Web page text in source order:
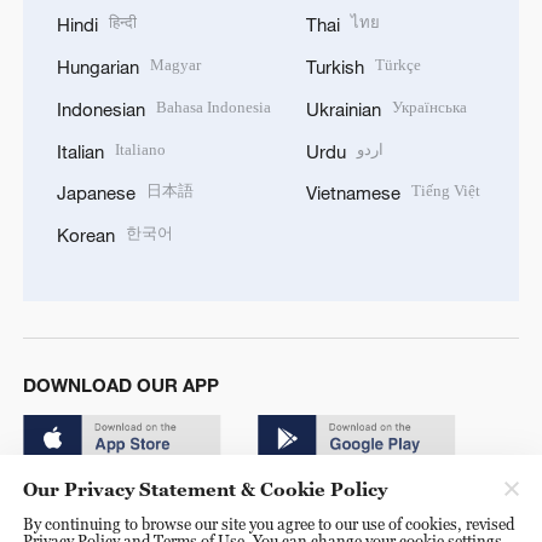
Hindi हिन्दी
Hungarian Magyar
Indonesian Bahasa Indonesia
Italian Italiano
Japanese 日本語
Korean 한국어
Thai ไทย
Turkish Türkçe
Ukrainian Українська
Urdu اردو
Vietnamese Tiếng Việt
DOWNLOAD OUR APP
Our Privacy Statement & Cookie Policy
By continuing to browse our site you agree to our use of cookies, revised